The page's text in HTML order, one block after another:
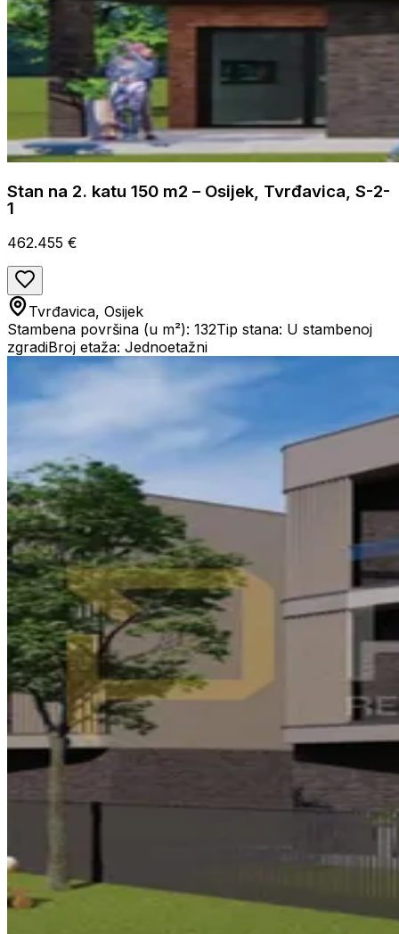
Stan na 2. katu 150 m2 – Osijek, Tvrđavica, S-2-
1
462.455 €
Tvrđavica, Osijek
Stambena površina (u m²): 132Tip stana: U stambenoj
zgradiBroj etaža: Jednoetažni